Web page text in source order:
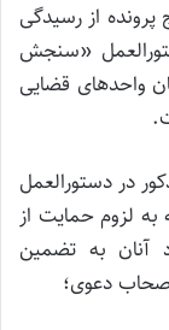
از رسیدگی
و مصادیق آن در ماده ۴ دستورالعمل «سنجش
واحدهای قضایی
در دستورالعمل
قضایی مصوب ۱۳۹۹ با توجه به لزوم حمایت از
آنان به تضمین
دعوی؛